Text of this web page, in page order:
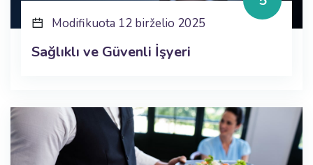
Modifikuota 12 birželio 2025
Sağlıklı ve Güvenli İşyeri